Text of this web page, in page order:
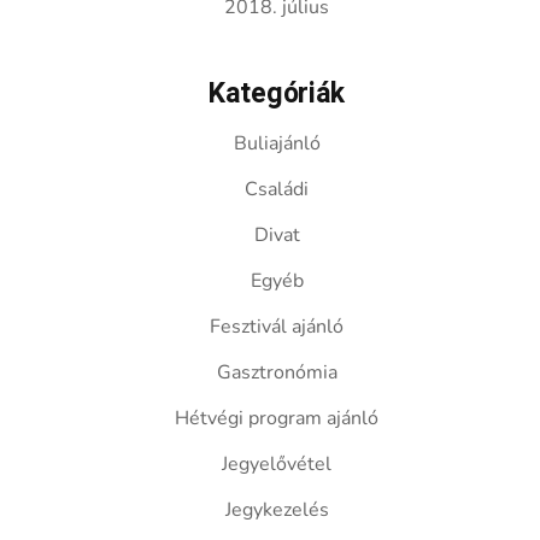
2018. július
Kategóriák
Buliajánló
Családi
Divat
Egyéb
Fesztivál ajánló
Gasztronómia
Hétvégi program ajánló
Jegyelővétel
Jegykezelés